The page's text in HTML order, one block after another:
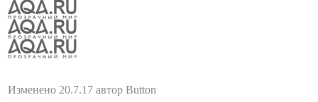
Изменено 20.7.17 автор Button